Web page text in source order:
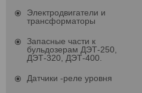
Электродвигатели и
трансформаторы
Запасные части к
бульдозерам ДЭТ-250,
ДЭТ-320, ДЭТ-400.
Датчики -реле уровня